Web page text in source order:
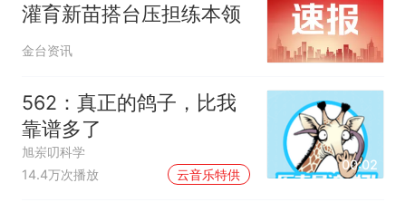
灌育新苗搭台压担练本领
金台资讯
562：真正的鸽子，比我
靠谱多了
旭岽叨科学
14.4万次播放
云音乐特供
00:02